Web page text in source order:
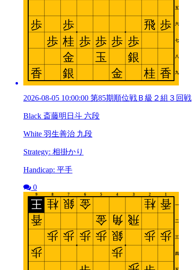
2026-08-05 10:00:00 第85期順位戦Ｂ級２組３回戦
Black 斎藤明日斗 六段
White 羽生善治 九段
Strategy: 相掛かり
Handicap: 平手
0